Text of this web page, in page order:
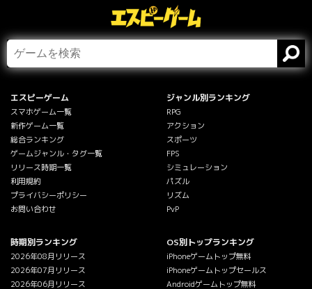
エスピーゲーム
スマホゲーム一覧
新作ゲーム一覧
総合ランキング
ゲームジャンル・タグ一覧
リリース時期一覧
利用規約
プライバシーポリシー
お問い合わせ
ジャンル別ランキング
RPG
アクション
スポーツ
FPS
シミュレーション
パズル
リズム
PvP
時期別ランキング
2026年08月リリース
2026年07月リリース
2026年06月リリース
OS別トップランキング
iPhoneゲームトップ無料
iPhoneゲームトップセールス
Androidゲームトップ無料